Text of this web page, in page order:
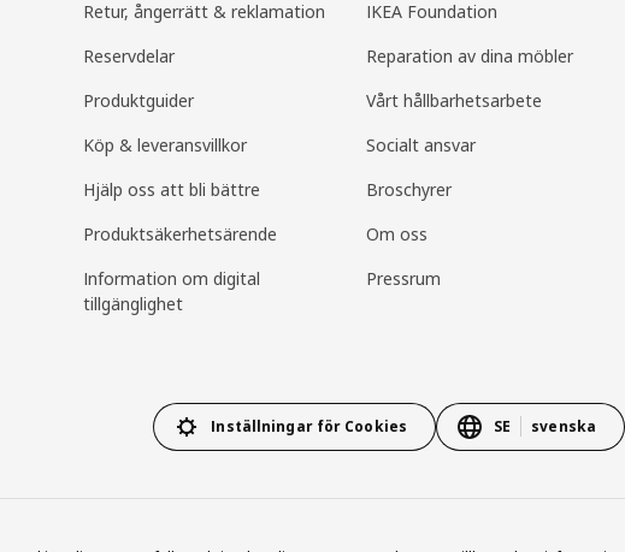
Retur, ångerrätt & reklamation
Reservdelar
Produktguider
Köp & leveransvillkor
Hjälp oss att bli bättre
Produkt­säkerhets­ärende
Information om digital
tillgänglighet
IKEA Foundation
Reparation av dina möbler
Vårt hållbarhetsarbete
Socialt ansvar
Broschyrer
Om oss
Pressrum
Inställningar för Cookies SE svenska